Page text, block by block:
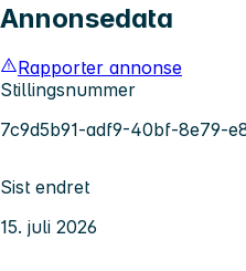
Annonsedata
Rapporter annonse
Stillingsnummer
7c9d5b91-adf9-40bf-8e79-
Sist endret
15. juli 2026